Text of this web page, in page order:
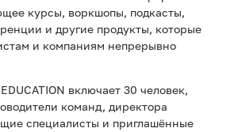
курсы, воркшопы, подкасты,
и другие продукты, которые
и компаниям непрерывно
включает 30 человек,
команд, директора
специалисты и приглашённые